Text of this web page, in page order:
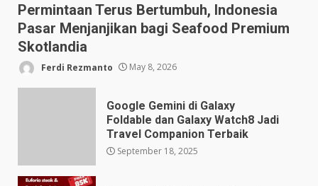
Permintaan Terus Bertumbuh, Indonesia
Pasar Menjanjikan bagi Seafood Premium
Skotlandia
Ferdi Rezmanto May 8, 2026
Google Gemini di Galaxy
Foldable dan Galaxy Watch8 Jadi
Travel Companion Terbaik
September 18, 2025